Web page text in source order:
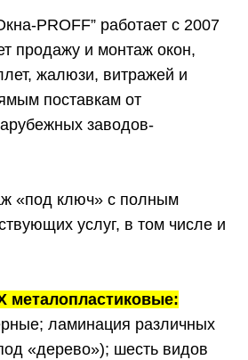
PROFF” работает с 2007
продажу и монтаж окон,
жалюзи, витражей и
поставкам от
заводов-
«под ключ» с полным
услуг, в том числе и
металопластиковые:
ламинация различных
«дерево»); шесть видов